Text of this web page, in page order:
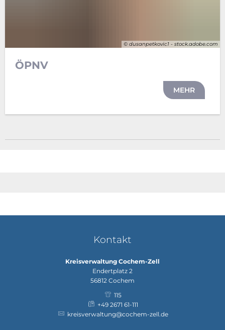
© dusanpetkovic1 - stock.adobe.com
ÖPNV
MEHR
Kontakt
Kreisverwaltung Cochem-Zell
Endertplatz 2
56812 Cochem
115
+49 2671 61-111
kreisverwaltung@cochem-zell.de